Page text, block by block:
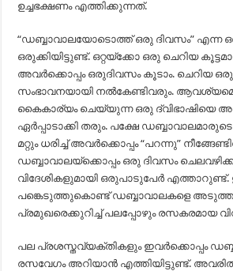
ഉച്ചഭക്ഷണം എത്തിക്കുന്നത്.
“ഡബ്ബാവാലയോടൊത്ത് ഒരു ദിവസം” എന്ന
ഒരുക്കിയിട്ടുണ്ട്. ഒറ്റയ്ക്കോ ഒരു ചെറിയ
അവർക്കൊപ്പം ഒരുദിവസം കൂടാം. ചെറിയ
സംഭാവനയായി നൽകേണ്ടിവരും.
കൈകാര്യം ചെയ്യുന്ന ഒരു ദ്വിഭാഷിയെ
ഏർപ്പാടാക്കി തരും. പക്ഷേ
മറ്റും ധരിച്ച് അവർക്കൊപ്പം “പറന്നു”
ഡബ്ബാവാലയ്ക്കൊപ്പം ഒരു ദിവസം
വിദേശികളുമായി ഒരുപാടുപേർ എത്താറുണ്ട്.
പങ്കെടുത്തുകൊണ്ട് ഡബ്ബാവാലകളെ
പ്രമുഖരെക്കുറിച്ച് പലപ്പോഴും രസകരമായ
പല പ്രശസ്തവ്യക്തികളും ഇവർക്കൊപ്പം
രസവേഗം അറിയാൻ എത്തിയിട്ടുണ്ട്.